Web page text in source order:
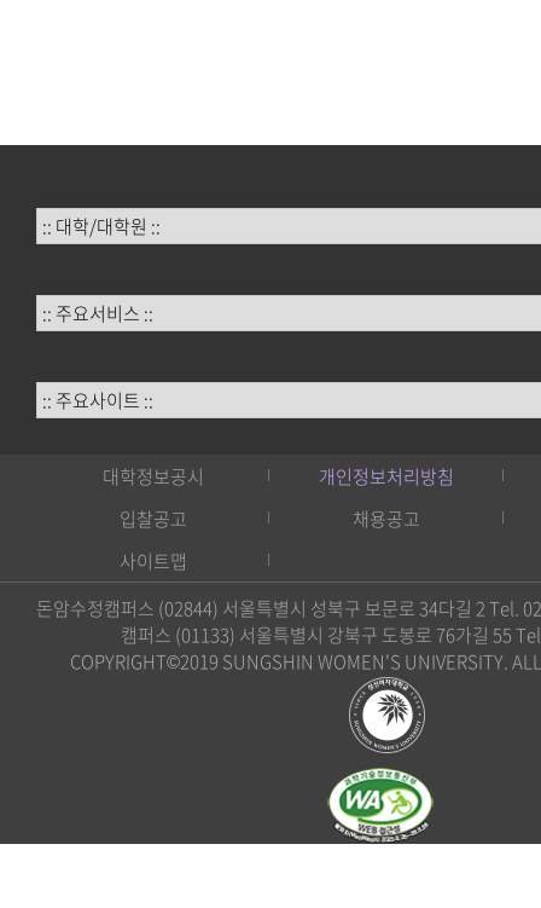
대학정보공시
개인정보처리방침
입찰공고
채용공고
사이트맵
돈암수정캠퍼스 (02844) 서울특별시 성북구 보문로 34다길 2 Tel.
캠퍼스 (01133) 서울특별시 강북구 도봉로 76가길 55
COPYRIGHT©2019 SUNGSHIN WOMEN'S UNIVERSITY.